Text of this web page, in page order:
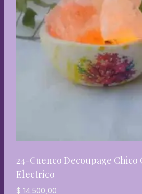
24-Cuenco Decoupage Chico
Electrico
$ 14.500,00